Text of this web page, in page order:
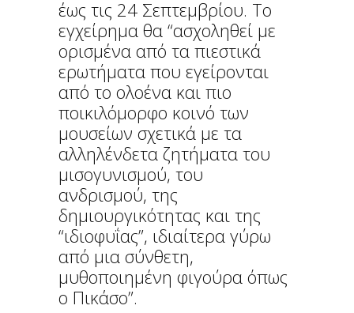
έως τις 24 Σεπτεμβρίου. Το
εγχείρημα θα “ασχοληθεί με
ορισμένα από τα πιεστικά
ερωτήματα που εγείρονται
από το ολοένα και πιο
ποικιλόμορφο κοινό των
μουσείων σχετικά με τα
αλληλένδετα ζητήματα του
μισογυνισμού, του
ανδρισμού, της
δημιουργικότητας και της
“ιδιοφυΐας”, ιδιαίτερα γύρω
από μια σύνθετη,
μυθοποιημένη φιγούρα όπως
ο Πικάσο”.